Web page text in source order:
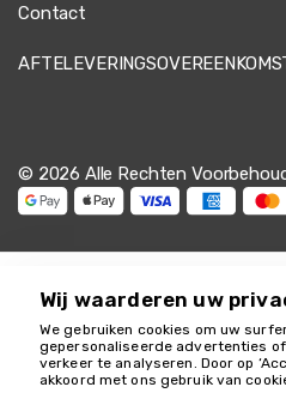
We reisden als gezin met
voor kinderveiligheidszitjes
ruim.
28 mei 2025
Contact
© 2026 Alle Rechten
Wij waarderen uw
We gebruiken cookies om uw
gepersonaliseerde advertenties
verkeer te analyseren. Door op
akkoord met ons gebruik van
We helpen je graag